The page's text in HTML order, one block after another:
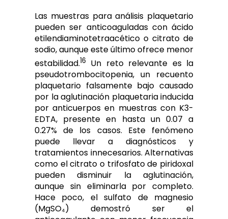
Las muestras para análisis plaquetario
pueden ser anticoaguladas con ácido
etilendiaminotetraacético o citrato de
sodio, aunque este último ofrece menor
estabilidad.16 Un reto relevante es la
pseudotrombocitopenia, un recuento
plaquetario falsamente bajo causado
por la aglutinación plaquetaria inducida
por anticuerpos en muestras con K3-
EDTA, presente en hasta un 0.07 a
0.27% de los casos. Este fenómeno
puede llevar a diagnósticos y
tratamientos innecesarios. Alternativas
como el citrato o trifosfato de piridoxal
pueden disminuir la aglutinación,
aunque sin eliminarla por completo.
Hace poco, el sulfato de magnesio
(MgSO₄) demostró ser el